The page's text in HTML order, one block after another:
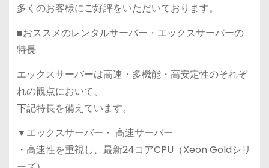
多くのお客様にご好評をいただいております。
■おススメのレンタルサーバー・エックスサーバーの
特長
エックスサーバーは高速・多機能・高安定性のそれぞ
れの観点において、
下記特長を備えています。
▼エックスサーバー・ 高速サーバー
・高速性を重視し、最新24コアCPU（Xeon Goldシリ